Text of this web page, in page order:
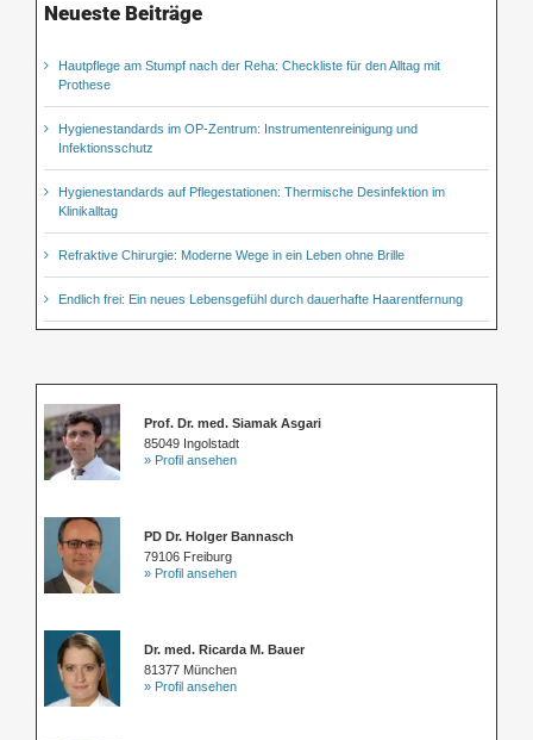
Neueste Beiträge
Hautpflege am Stumpf nach der Reha: Checkliste für den Alltag mit
Prothese
Hygienestandards im OP-Zentrum: Instrumentenreinigung und
Infektionsschutz
Hygienestandards auf Pflegestationen: Thermische Desinfektion im
Klinikalltag
Refraktive Chirurgie: Moderne Wege in ein Leben ohne Brille
Endlich frei: Ein neues Lebensgefühl durch dauerhafte Haarentfernung
Prof. Dr. med. Siamak Asgari
85049 Ingolstadt
» Profil ansehen
PD Dr. Holger Bannasch
79106 Freiburg
» Profil ansehen
Dr. med. Ricarda M. Bauer
81377 München
» Profil ansehen